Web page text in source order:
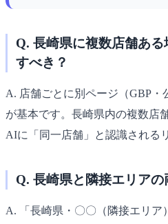
Q. 長崎県に複数店舗あ
すべき？
A. 店舗ごとに別ページ（GBP
が基本です。長崎県内の複数店
AIに「同一店舗」と認識される
Q. 長崎県と隣接エリア
A. 「長崎県・〇〇（隣接エリア